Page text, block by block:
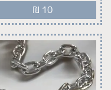
₪ 10